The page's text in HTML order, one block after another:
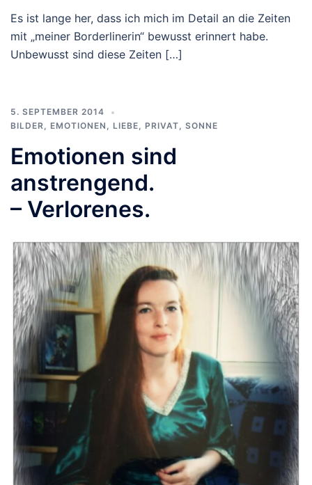
Es ist lange her, dass ich mich im Detail an die Zeiten
mit „meiner Borderlinerin“ bewusst erinnert habe.
Unbewusst sind diese Zeiten […]
5. SEPTEMBER 2014
BILDER, EMOTIONEN , LIEBE, PRIVAT, SONNE
Emotionen sind
anstrengend.
– Verlorenes.